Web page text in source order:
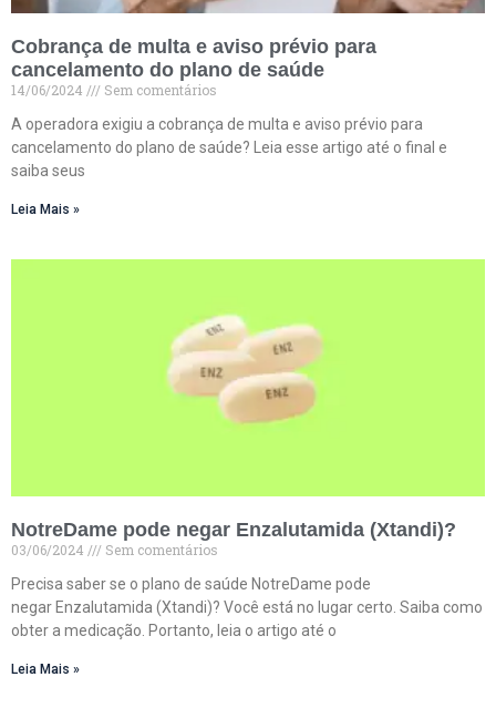
Cobrança de multa e aviso prévio para
cancelamento do plano de saúde
14/06/2024
Sem comentários
A operadora exigiu a cobrança de multa e aviso prévio para
cancelamento do plano de saúde? Leia esse artigo até o final e
saiba seus
Leia Mais »
NotreDame pode negar Enzalutamida (Xtandi)?
03/06/2024
Sem comentários
Precisa saber se o plano de saúde NotreDame pode
negar Enzalutamida (Xtandi)? Você está no lugar certo. Saiba como
obter a medicação. Portanto, leia o artigo até o
Leia Mais »